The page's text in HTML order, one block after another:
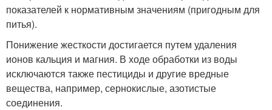
показателей к нормативным значениям (пригодным для
питья).
Понижение жесткости достигается путем удаления
ионов кальция и магния. В ходе обработки из воды
исключаются также пестициды и другие вредные
вещества, например, сернокислые, азотистые
соединения.